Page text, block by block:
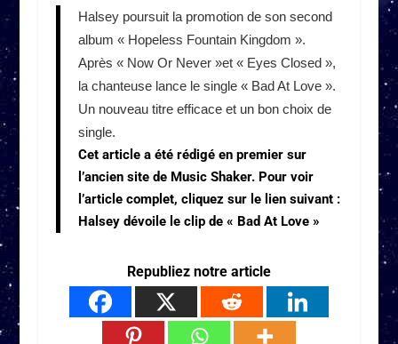
Halsey poursuit la promotion de son second
album « Hopeless Fountain Kingdom ».
Après « Now Or Never »et « Eyes Closed »,
la chanteuse lance le single « Bad At Love ».
Un nouveau titre efficace et un bon choix de
single.
Cet article a été rédigé en premier sur
l’ancien site de Music Shaker. Pour voir
l’article complet, cliquez sur le lien suivant :
Halsey dévoile le clip de « Bad At Love »
Republiez notre article